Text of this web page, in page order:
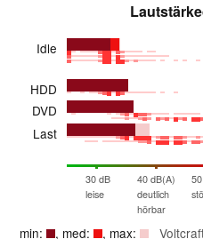
Idle
HDD
DVD
Last
30 dB
leise
40 dB(A)
deutlich
hörbar
min: , med: , max: